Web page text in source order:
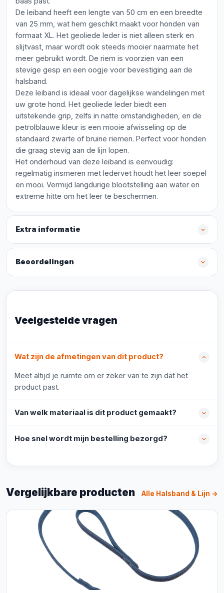
De leiband heeft een lengte van 50 cm en een breedte
van 25 mm, wat hem geschikt maakt voor honden van
formaat XL. Het geoliede leder is niet alleen sterk en
slijtvast, maar wordt ook steeds mooier naarmate het
meer gebruikt wordt. De riem is voorzien van een
stevige gesp en een oogje voor bevestiging aan de
halsband.
Deze leiband is ideaal voor dagelijkse wandelingen met
uw grote hond. Het geoliede leder biedt een
uitstekende grip, zelfs in natte omstandigheden, en de
petrolblauwe kleur is een mooie afwisseling op de
standaard zwarte of bruine riemen. Perfect voor honden
die graag stevig aan de lijn lopen.
Het onderhoud van deze leiband is eenvoudig:
regelmatig insmeren met ledervet houdt het leer soepel
en mooi. Vermijd langdurige blootstelling aan water en
extreme hitte om het leer te beschermen.
Extra informatie
Beoordelingen
Veelgestelde vragen
Wat zijn de afmetingen van dit product?
Meet altijd je ruimte om er zeker van te zijn dat het
product past.
Van welk materiaal is dit product gemaakt?
Hoe snel wordt mijn bestelling bezorgd?
Vergelijkbare producten Alle Halsband & Lijn →